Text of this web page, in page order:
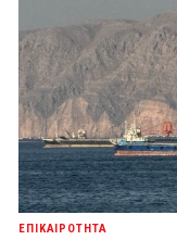
ΕΠΙΚΑΙΡΟΤΗΤΑ